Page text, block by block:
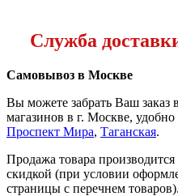
Служба
Самовывоз в Москве
Вы можете забрать Ваш
магазинов в г. Москве,
Проспект Мира, Таганская.
Продажа товара
скидкой (при условии
страницы с перечнем товаров).